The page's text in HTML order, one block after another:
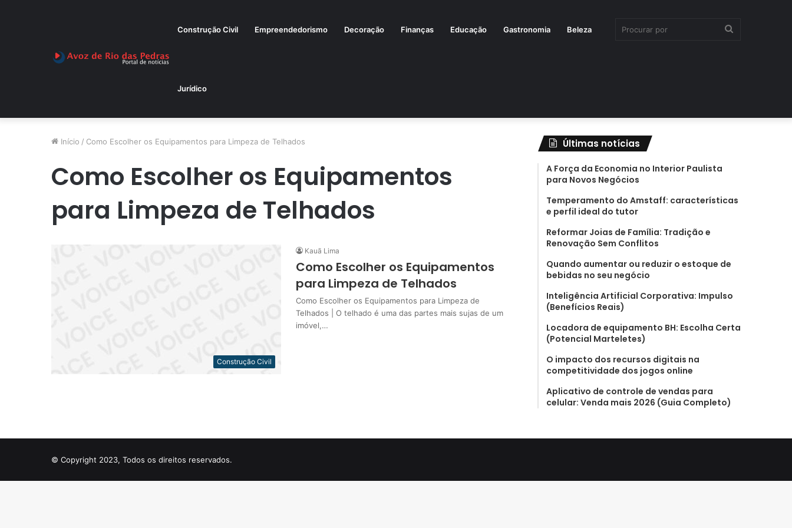
Construção Civil Empreendedorismo Decoração Finanças Educação Gastronomia Beleza
Jurídico
Início / Como Escolher os Equipamentos para Limpeza de Telhados
Como Escolher os Equipamentos
para Limpeza de Telhados
Construção Civil
Kauã Lima
Como Escolher os Equipamentos
para Limpeza de Telhados
Como Escolher os Equipamentos para Limpeza de
Telhados | O telhado é uma das partes mais sujas de um
imóvel,…
Últimas notícias
A Força da Economia no Interior Paulista
para Novos Negócios
Temperamento do Amstaff: características
e perfil ideal do tutor
Reformar Joias de Família: Tradição e
Renovação Sem Conflitos
Quando aumentar ou reduzir o estoque de
bebidas no seu negócio
Inteligência Artificial Corporativa: Impulso
(Benefícios Reais)
Locadora de equipamento BH: Escolha Certa
(Potencial Marteletes)
O impacto dos recursos digitais na
competitividade dos jogos online
Aplicativo de controle de vendas para
celular: Venda mais 2026 (Guia Completo)
© Copyright 2023, Todos os direitos reservados.